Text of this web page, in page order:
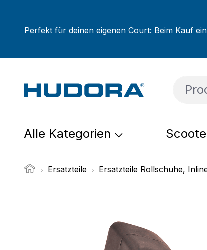
Perfekt für deinen eigenen Court: Beim Kauf
Alle Kategorien
Ersatzteile Ersatzteile Rollschuhe,